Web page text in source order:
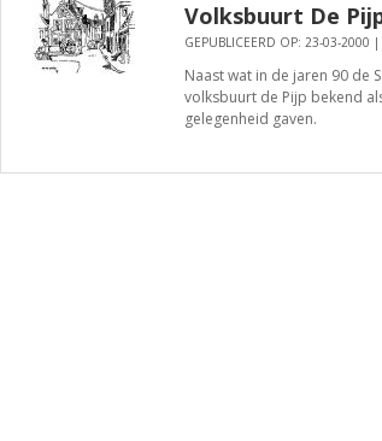
Volksbuurt De
GEPUBLICEERD OP: 23-03-2000 |
Naast wat in de jaren 90 de
volksbuurt de Pijp bekend
gelegenheid gaven.